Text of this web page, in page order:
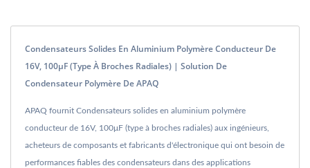
Condensateurs Solides En Aluminium Polymère Conducteur De
16V, 100μF (type À Broches Radiales) | Solution De
Condensateur Polymère De APAQ
APAQ fournit Condensateurs solides en aluminium polymère
conducteur de 16V, 100μF (type à broches radiales) aux ingénieurs,
acheteurs de composants et fabricants d'électronique qui ont besoin de
performances fiables des condensateurs dans des applications